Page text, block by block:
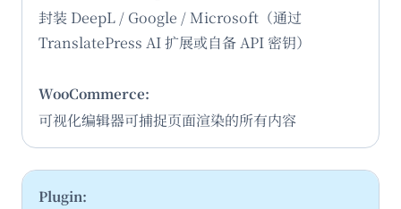
封装 DeepL / Google / Microsoft（通过
TranslatePress AI 扩展或自备 API 密钥）
可视化编辑器可捕捉页面渲染的所有内容